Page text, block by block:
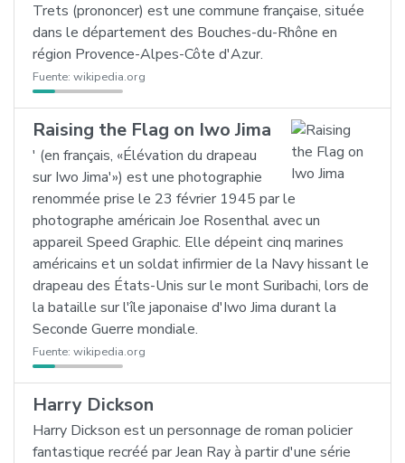
Trets (prononcer) est une commune française, située
dans le département des Bouches-du-Rhône en
région Provence-Alpes-Côte d'Azur.
Fuente: wikipedia.org
Raising the Flag on Iwo Jima
' (en français, «Élévation du drapeau
sur Iwo Jima'») est une photographie
renommée prise le 23 février 1945 par le
photographe américain Joe Rosenthal avec un
appareil Speed Graphic. Elle dépeint cinq marines
américains et un soldat infirmier de la Navy hissant le
drapeau des États-Unis sur le mont Suribachi, lors de
la bataille sur l'île japonaise d'Iwo Jima durant la
Seconde Guerre mondiale.
Fuente: wikipedia.org
Harry Dickson
Harry Dickson est un personnage de roman policier
fantastique recréé par Jean Ray à partir d'une série